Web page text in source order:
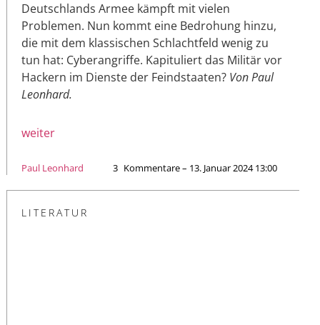
Deutschlands Armee kämpft mit vielen
Problemen. Nun kommt eine Bedrohung hinzu,
die mit dem klassischen Schlachtfeld wenig zu
tun hat: Cyberangriffe. Kapituliert das Militär vor
Hackern im Dienste der Feindstaaten? Von Paul
Leonhard.
weiter
Paul Leonhard 3 Kommentare – 13. Januar 2024 13:00
LITERATUR